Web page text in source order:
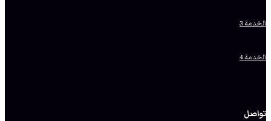
الخدمة 3
الخدمة 4
تواصل